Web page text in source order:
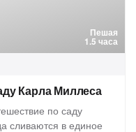
Пешая
1.5 часа
Карла Миллеса
по саду
сливаются в единое